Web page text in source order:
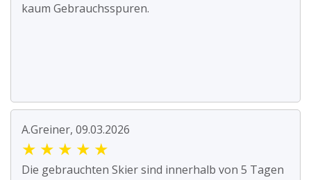
kaum Gebrauchsspuren.
A.Greiner, 09.03.2026
★ ★ ★ ★ ★
Die gebrauchten Skier sind innerhalb von 5 Tagen